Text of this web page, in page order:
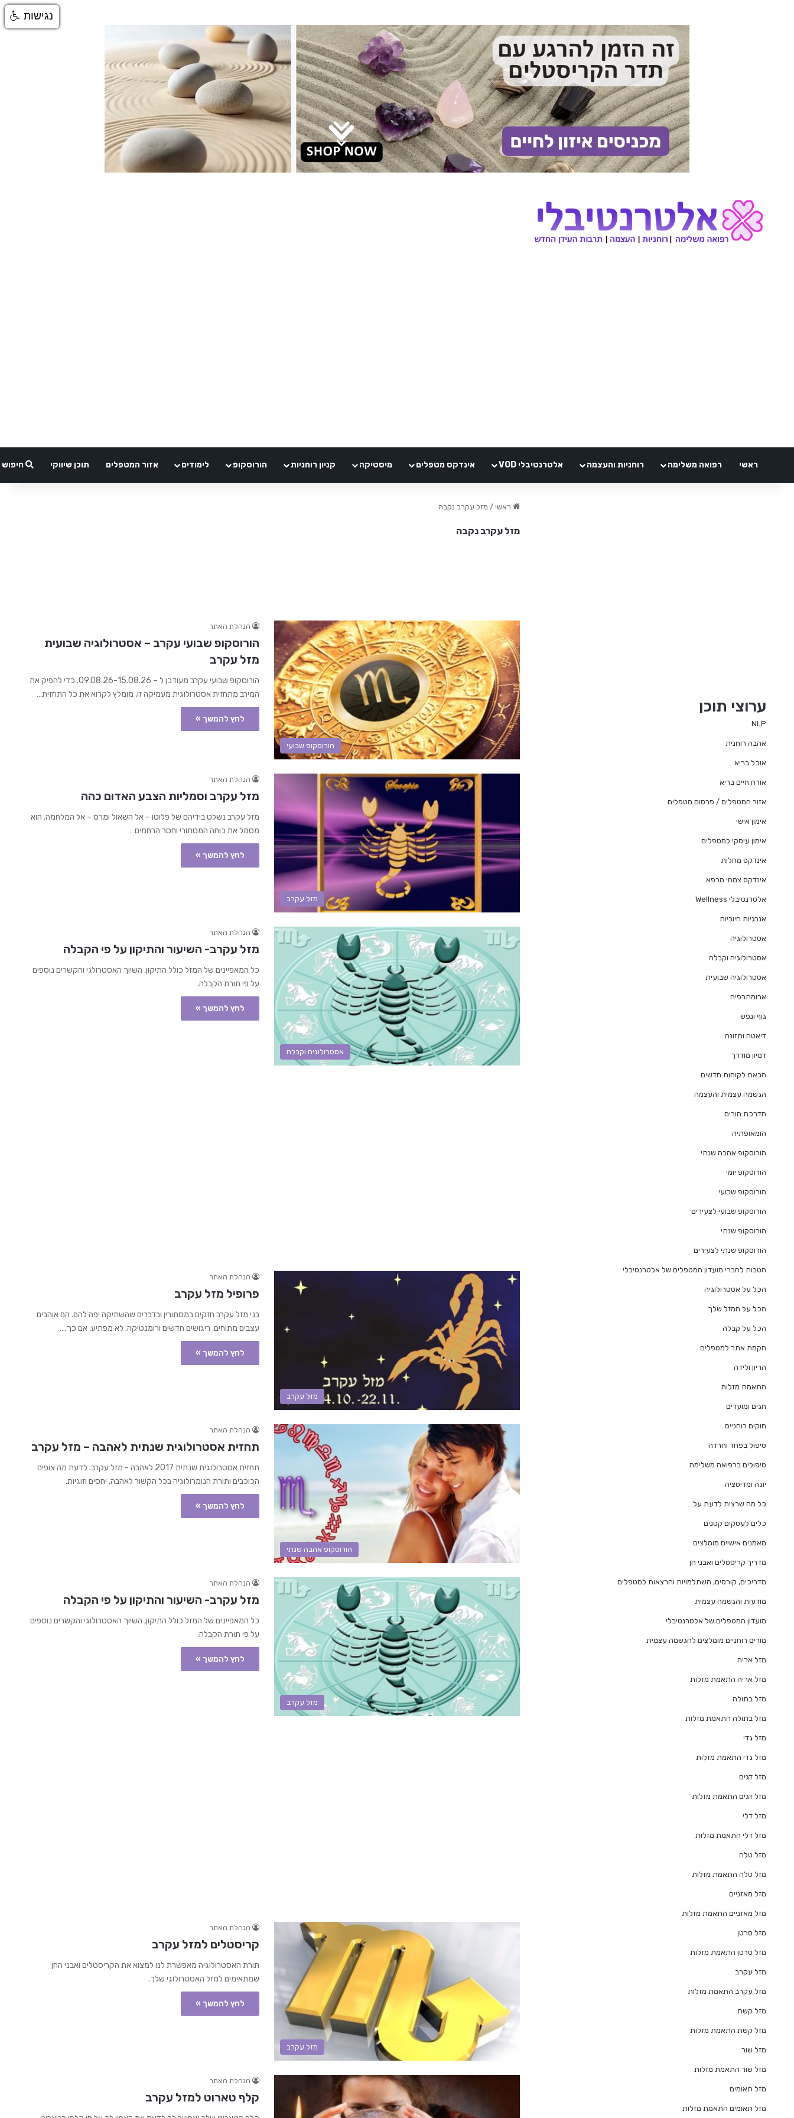
ראשי רפואה משלימה רוחניות והעצמה אלטרנטיבלי VOD אינדקס מטפלים מיסטיקה קניון רוחניות הורוסקופ לימודים אזור המטפלים תוכן שיווקי חיפוש
ראשי / מזל עקרב נקבה
מזל עקרב נקבה
הורוסקופ שבועי
הנהלת האתר
הורוסקופ שבועי עקרב – אסטרולוגיה שבועית
מזל עקרב
הורוסקופ שבועי עקרב מעודכן ל – 09.08.26-15.08.26. כדי להפיק את
המירב מתחזית אסטרולוגית מעמיקה זו, מומלץ לקרוא את כל התחזית…
לחץ להמשך »
מזל עקרב
הנהלת האתר
מזל עקרב וסמליות הצבע האדום כהה
מזל עקרב נשלט בידיהם של פלוטו – אל השאול ומרס – אל המלחמה. הוא
מסמל את כוחה המסתורי וחסר הרחמים…
לחץ להמשך »
אסטרולוגיה וקבלה
הנהלת האתר
מזל עקרב- השיעור והתיקון על פי הקבלה
כל המאפיינים של המזל כולל התיקון, השיוך האסטרולגי והקשרים נוספים
על פי תורת הקבלה.
לחץ להמשך »
מזל עקרב
הנהלת האתר
פרופיל מזל עקרב
בני מזל עקרב חזקים במסתורין ובדברים שהשתיקה יפה להם. הם אוהבים
עצבים מתוחים, ריגושים חדשים ורומנטיקה. לא מפתיע, אם כך,…
לחץ להמשך »
הורוסקופ אהבה שנתי
הנהלת האתר
תחזית אסטרולוגית שנתית לאהבה – מזל עקרב
תחזית אסטרולוגית שנתית 2017 לאהבה - מזל עקרב. לדעת מה צופים
הכוכבים ותורת הנומרולוגיה בכל הקשור לאהבה, יחסים וזוגיות.
לחץ להמשך »
מזל עקרב
הנהלת האתר
מזל עקרב- השיעור והתיקון על פי הקבלה
כל המאפיינים של המזל כולל התיקון, השיוך האסטרולוגי והקשרים נוספים
על פי תורת הקבלה.
לחץ להמשך »
מזל עקרב
הנהלת האתר
קריסטלים למזל עקרב
תורת האסטרולוגיה מאפשרת לנו למצוא את הקריסטלים ואבני החן
שמתאימים למזל האסטרולוגי שלך.
לחץ להמשך »
הנהלת האתר
קלף טארוט למזל עקרב
ערוצי תוכן
NLP
אהבה רוחנית
אוכל בריא
אורח חיים בריא
אזור המטפלים / פרסום מטפלים
אימון אישי
אימון עיסקי למטפלים
אינדקס מחלות
אינדקס צמחי מרפא
אלטרנטיבלי Wellness
אנרגיות חיוביות
אסטרולוגיה
אסטרולוגיה וקבלה
אסטרולוגיה שבועית
ארומתרפיה
גוף ונפש
דיאטה ותזונה
דמיון מודרך
הבאת לקוחות חדשים
הגשמה עצמית והעצמה
הדרכת הורים
הומאופתיה
הורוסקופ אהבה שנתי
הורוסקופ יומי
הורוסקופ שבועי
הורוסקופ שבועי לצעירים
הורוסקופ שנתי
הורוסקופ שנתי לצעירים
הטבות לחברי מועדון המטפלים של אלטרנטיבלי
הכל על אסטרולוגיה
הכל על המזל שלך
הכל על קבלה
הקמת אתר למטפלים
הריון ולידה
התאמת מזלות
חגים ומועדים
חוקים רוחניים
טיפול בפחד וחרדה
טיפולים ברפואה משלימה
יוגה ומדיטציה
כל מה שרצית לדעת על…
כלים לעסקים קטנים
מאמנים אישיים מומלצים
מדריך קריסטלים ואבני חן
מדריכים, קורסים, השתלמויות והרצאות למטפלים
מודעות והגשמה עצמית
מועדון המטפלים של אלטרנטיבלי
מורים רוחניים מומלצים להגשמה עצמית
מזל אריה
מזל אריה התאמת מזלות
מזל בתולה
מזל בתולה התאמת מזלות
מזל גדי
מזל גדי התאמת מזלות
מזל דגים
מזל דגים התאמת מזלות
מזל דלי
מזל דלי התאמת מזלות
מזל טלה
מזל טלה התאמת מזלות
מזל מאזניים
מזל מאזניים התאמת מזלות
מזל סרטן
מזל סרטן התאמת מזלות
מזל עקרב
מזל עקרב התאמת מזלות
מזל קשת
מזל קשת התאמת מזלות
מזל שור
מזל שור התאמת מזלות
מזל תאומים
מזל תאומים התאמת מזלות
נגישות